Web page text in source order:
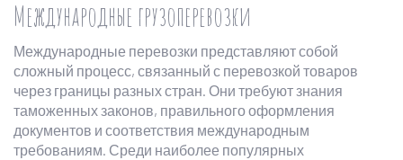
Международные грузоперевозки
Международные перевозки представляют собой
сложный процесс, связанный с перевозкой товаров
через границы разных стран. Они требуют знания
таможенных законов, правильного оформления
документов и соответствия международным
требованиям. Среди наиболее популярных